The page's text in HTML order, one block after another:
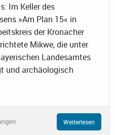
Im Keller des
»Am Plan 15« in
der Kronacher
Mikwe, die unter
Landesamtes
und archäologisch
Weiterlesen